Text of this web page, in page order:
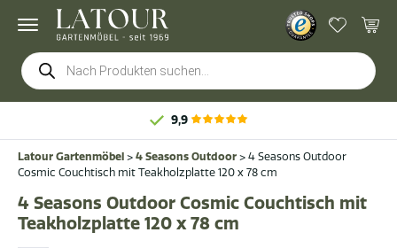
Products
search
9,9
Latour Gartenmöbel > 4 Seasons Outdoor > 4 Seasons Outdoor
Cosmic Couchtisch mit Teakholzplatte 120 x 78 cm
4 Seasons Outdoor Cosmic Couchtisch mit
Teakholzplatte 120 x 78 cm